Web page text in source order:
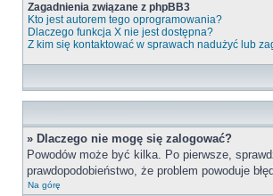
Zagadnienia związane z phpBB3
Kto jest autorem tego oprogramowania?
Dlaczego funkcja X nie jest dostępna?
Z kim się kontaktować w sprawach nadużyć lub
» Dlaczego nie mogę się zalogować?
Powodów może być kilka. Po pierwsze,
prawdopodobieństwo, że problem powoduje
Na górę